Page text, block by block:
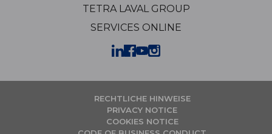
TETRA LAVAL GROUP
SERVICES ONLINE
RECHTLICHE HINWEISE
PRIVACY NOTICE
COOKIES NOTICE